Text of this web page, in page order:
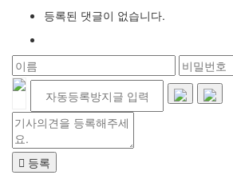
등록된 댓글이 없습니다.
등록